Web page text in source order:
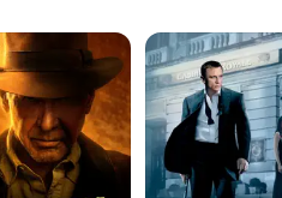
Casino
Royale